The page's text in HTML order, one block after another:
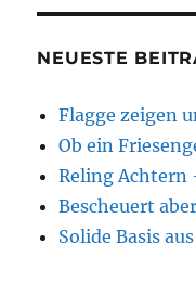
NEUESTE
Flagge zeigen
Ob ein
Reling Achtern
Bescheuert
Solide Basis